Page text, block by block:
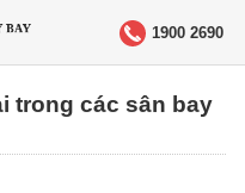
1900 2690
trong các sân bay